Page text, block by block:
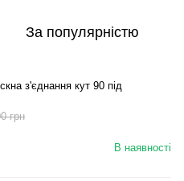
За популярністю
з'єднання кут 90 під
В наявності
грн